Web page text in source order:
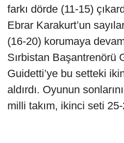
farkı dörde (11-15)
Ebrar Karakurt’un
(16-20) korumaya
Sırbistan Başantrenörü
Guidetti’ye bu setteki
aldırdı. Oyunun
milli takım, ikinci seti